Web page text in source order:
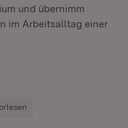
und übernimm
im Arbeitsalltag einer